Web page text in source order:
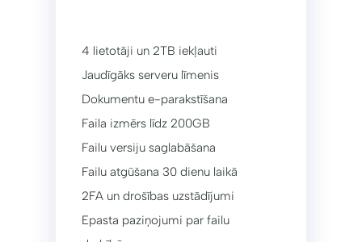
4 lietotāji un 2TB iekļauti
Jaudīgāks serveru līmenis
Dokumentu e-parakstīšana
Faila izmērs līdz 200GB
Failu versiju saglabāšana
Failu atgūšana 30 dienu laikā
2FA un drošības uzstādījumi
Epasta paziņojumi par failu